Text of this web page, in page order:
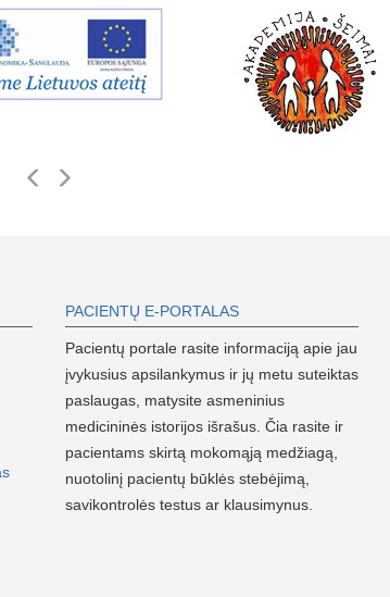
PACIENTŲ E-PORTALAS
Pacientų portale rasite informaciją apie jau
įvykusius apsilankymus ir jų metu suteiktas
paslaugas, matysite asmeninius
medicininės istorijos išrašus. Čia rasite ir
pacientams skirtą mokomąją medžiagą,
nuotolinį pacientų būklės stebėjimą,
savikontrolės testus ar klausimynus.